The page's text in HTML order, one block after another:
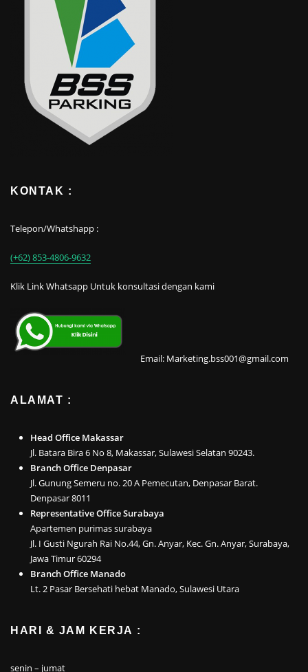
KONTAK :
Telepon/Whatshapp :
(+62) 853-4806-9632
Klik Link Whatsapp Untuk konsultasi dengan kami
Email: Marketing.bss001@gmail.com
ALAMAT :
Head Office Makassar
Jl. Batara Bira 6 No 8, Makassar, Sulawesi Selatan 90243.
Branch Office Denpasar
Jl. Gunung Semeru no. 20 A Pemecutan, Denpasar Barat.
Denpasar 8011
Representative Office Surabaya
Apartemen purimas surabaya
Jl. I Gusti Ngurah Rai No.44, Gn. Anyar, Kec. Gn. Anyar, Surabaya,
Jawa Timur 60294
Branch Office Manado
Lt. 2 Pasar Bersehati hebat Manado, Sulawesi Utara
HARI & JAM KERJA :
senin – jumat